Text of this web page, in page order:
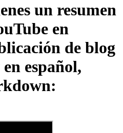
un resumen
en
de blog
español,